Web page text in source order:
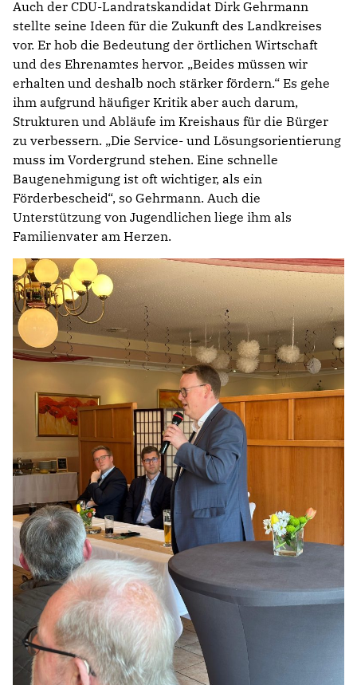
Auch der CDU-Landratskandidat Dirk Gehrmann
stellte seine Ideen für die Zukunft des Landkreises
vor. Er hob die Bedeutung der örtlichen Wirtschaft
und des Ehrenamtes hervor. „Beides müssen wir
erhalten und deshalb noch stärker fördern.“ Es gehe
ihm aufgrund häufiger Kritik aber auch darum,
Strukturen und Abläufe im Kreishaus für die Bürger
zu verbessern. „Die Service- und Lösungsorientierung
muss im Vordergrund stehen. Eine schnelle
Baugenehmigung ist oft wichtiger, als ein
Förderbescheid“, so Gehrmann. Auch die
Unterstützung von Jugendlichen liege ihm als
Familienvater am Herzen.